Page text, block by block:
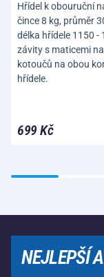
Hřídel k obouruční
čince 8 kg, průměr
délka hřídele 1150 -
závity s maticemi
kotoučů na obou
hřídele.
699 Kč
NEJLEPŠÍ